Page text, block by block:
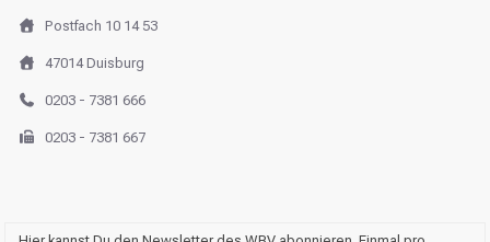
Postfach 10 14 53
47014 Duisburg
0203 - 7381 666
0203 - 7381 667